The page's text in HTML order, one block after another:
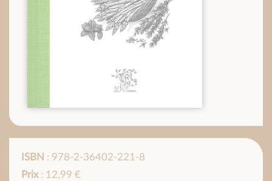
ISBN : 978-2-36402-221-8
Prix: 12,99 €